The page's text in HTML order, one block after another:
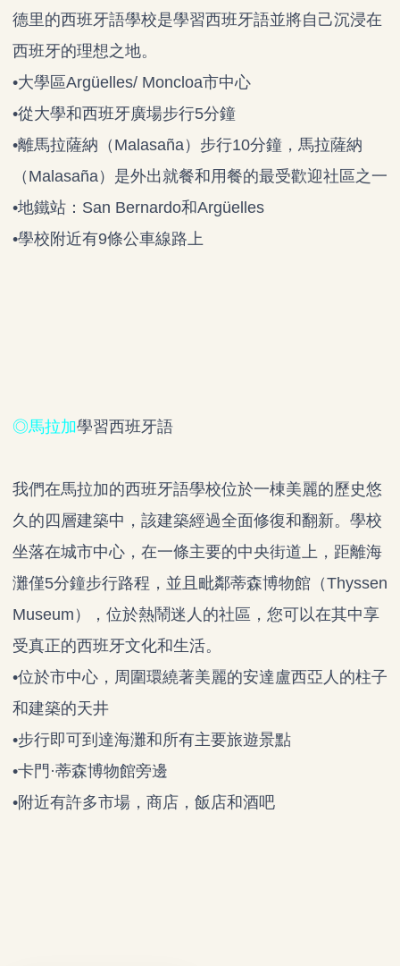
德里的西班牙語學校是學習西班牙語並將自己沉浸在
西班牙的理想之地。
•大學區Argüelles/ Moncloa市中心
•從大學和西班牙廣場步行5分鐘
•離馬拉薩納（Malasaña）步行10分鐘，馬拉薩納
（Malasaña）是外出就餐和用餐的最受歡迎社區之一
•地鐵站：San Bernardo和Argüelles
•學校附近有9條公車線路上
◎馬拉加學習西班牙語
我們在馬拉加的西班牙語學校位於一棟美麗的歷史悠
久的四層建築中，該建築經過全面修復和翻新。學校
坐落在城市中心，在一條主要的中央街道上，距離海
灘僅5分鐘步行路程，並且毗鄰蒂森博物館（Thyssen
Museum），位於熱鬧迷人的社區，您可以在其中享
受真正的西班牙文化和生活。
•位於市中心，周圍環繞著美麗的安達盧西亞人的柱子
和建築的天井
•步行即可到達海灘和所有主要旅遊景點
•卡門·蒂森博物館旁邊
•附近有許多市場，商店，飯店和酒吧